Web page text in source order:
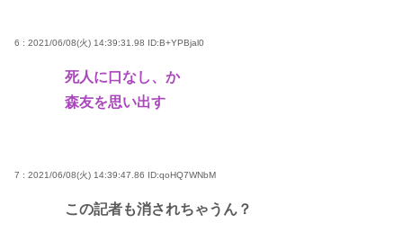
6 : 2021/06/08(火) 14:39:31.98 ID:B+YPBjal0
死人に口なし、か
森友を思い出す
7 : 2021/06/08(火) 14:39:47.86 ID:qoHQ7WNbM
この記者も消されちゃうん？